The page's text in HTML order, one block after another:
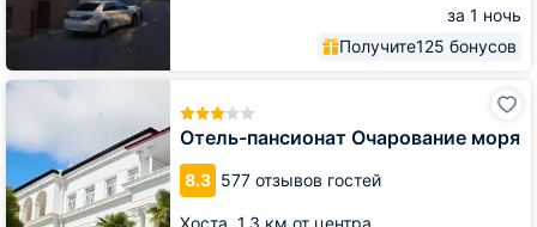
за 1 ночь
Получите125 бонусов
Отель-пансионат Очарование моря
8.3 577 отзывов гостей
Хоста, 1.3 км от центра
Отель-
моря